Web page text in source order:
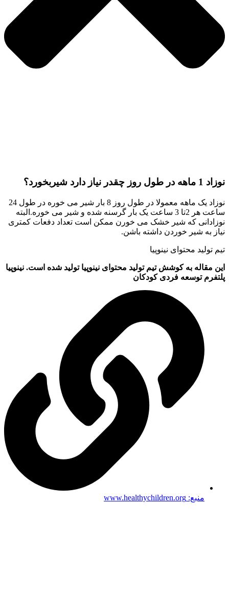
در طول روز چقدر نیاز دارد شیربخورد؟
نوزاد یک ماهه معمولا در طول روز 8 بار شیر می خوره در طول 24
ساعت هر 2تا 3 ساعت یک بار گرسنه شده و شیر می خوره.البته
که شیر خشک می خورن ممکن است تعداد دفعات کمتری
به شیر خوردن داشته باشن.
تولید محتوای نینوپیا
مقاله به کوشش تیم تولید محتوای نینوپیا تولید شده است. نینوپیا
توسعه فردی کودکان
منبع: www.healthychildren.org